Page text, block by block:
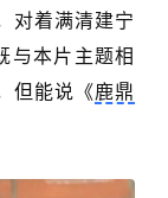
对着满清建宁
与本片主题相
但能说《鹿鼎